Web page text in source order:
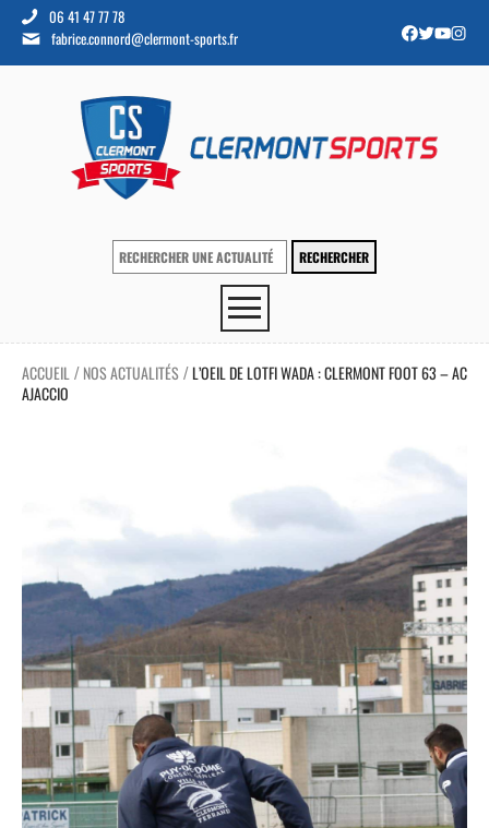
06 41 47 77 78
fabrice.connord@clermont-sports.fr
ACCUEIL / NOS ACTUALITÉS /L’OEIL DE LOTFI WADA : CLERMONT FOOT 63 – AC
AJACCIO